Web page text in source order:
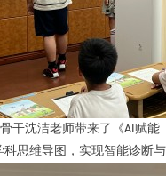
干沈洁老师带来了《AI赋能
思维导图，实现智能诊断